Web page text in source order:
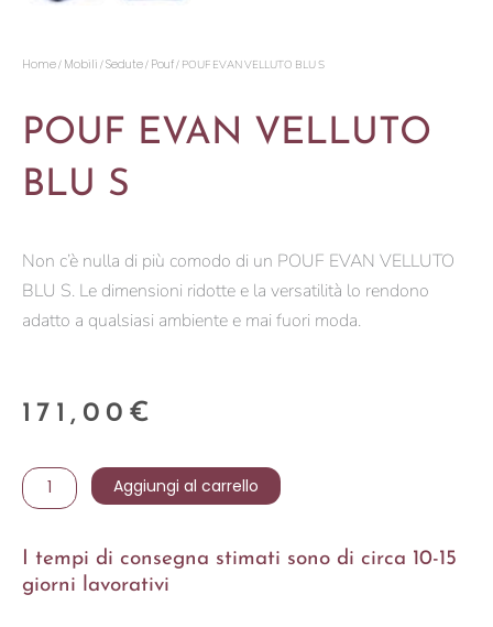
Home/ Mobili /Sedute/ Pouf/ POUF EVAN VELLUTO BLU S
POUF EVAN VELLUTO
BLU S
Non c’è nulla di più comodo di un POUF EVAN VELLUTO
BLU S. Le dimensioni ridotte e la versatilità lo rendono
adatto a qualsiasi ambiente e mai fuori moda.
171,00 €
POUF
EVAN
BLU
S
Aggiungi al carrello
I tempi di consegna stimati sono di circa 10-15
giorni lavorativi